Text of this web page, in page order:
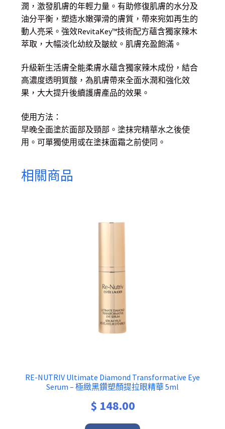
潤，激發肌膚的年輕力量。有助修復肌膚的水分及
油分平衡，塑造水嫩彈滑的膚質，帶來宛如再生的
動人亮采。強效RevitaKey™技術配方蘊含獨家辣木
萃取，大幅淡化幼紋及皺紋。肌膚充盈飽滿。
升級新生活膚全能柔膚水蘊含獨家辣木成份，結合
高濃度透明質酸，為肌膚帶來全面水潤和強化效
果，大大提升後續護膚產品的效果。
使用方法：
早晚全面塗於面部及頸部。塗抹完精華水之後使
用。可單獨使用或在塗抹面霜之前使同。
相關商品
RE-NUTRIV Ultimate Diamond Transformative Eye
Serum – 極緻黑鑽塑顏提拉眼精華 5ml
$ 148.00